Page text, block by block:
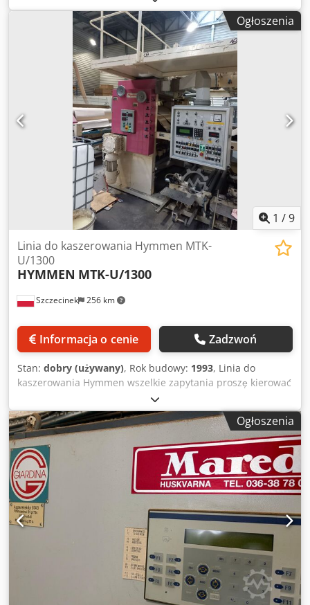
maksymalna szerokość laminowania - 1300mm min. gr.
3mm maks. gr. 40mm maksymalna długość elementów
2800 mm minimalna długość około 600 mm płynna
regulacja prędkości od szczotkarki maksymalna prędkość
20 m/min. w skład linii wchodzi Dodpfx Ameilqvro Askr -
automatyczny załadunek Tommassini (niesprawny) -
szczotkarka góra-dół - lampy nagrzewające przed walcam
klejowymi góra-dół - nakładarka kleju PVAC - lampy
dosuszające góra-dół - linia kalandrów stalowych do
prasowania - dodatkowo linia posiada dokupioną
koronowarkę na górną płaszczyznę (sprawna) - można
jednostronnie laminować foliami PP
Ogłoszenia
1 /9
Szczecinek 256 km
Linia do kaszerowania Hymmen MTK-
U/1300
HYMMEN MTK-U/1300
Informacja o cenie Zadzwoń
Stan: dobry (używany), Rok budowy: 1993, Linia do
kaszerowania Hymmen wszelkie zapytania proszę kierować
pod numer 790800714 linia w ciągłej eksploatacji
maksymalna szerokość laminowania - 1300mm min. gr.
3mm maks. gr. 40mm maksymalna długość elementów
2800 mm minimalna długość około 600 mm prędkość linii -
21 mb/min stała (płynna regulacja prędkości,
przeprowadzona modernizacja , wymiana falowników oraz
silników od napędów , zrobiony nowy program i sterowanie
) w skład linii wchodzi - załadunek i rozładunek ręczny -
szczotkarka góra-dół - lampy nagrzewające przed walcam
klejowymi góra-dół - nakładarka kleju PVAC Dkodjilqwaepfx
Am Aer - lampy dosuszające góra-dół - linia kalandrów
stalowych do prasowania
Ogłoszenia